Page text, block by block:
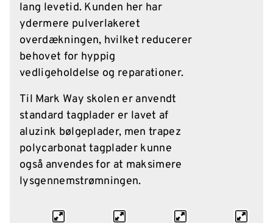
lang levetid. Kunden her har
ydermere pulverlakeret
overdækningen, hvilket reducerer
behovet for hyppig
vedligeholdelse og reparationer.
Til Mark Way skolen er anvendt
standard tagplader er lavet af
aluzink bølgeplader, men trapez
polycarbonat tagplader kunne
også anvendes for at maksimere
lysgennemstrømningen.